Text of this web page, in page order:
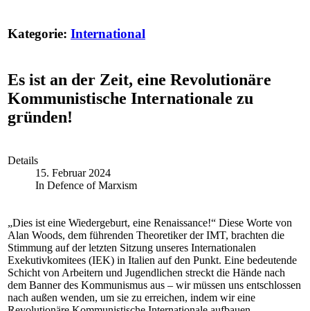
Kategorie: International
Es ist an der Zeit, eine Revolutionäre
Kommunistische Internationale zu
gründen!
Details
15. Februar 2024
In Defence of Marxism
„Dies ist eine Wiedergeburt, eine Renaissance!“ Diese Worte von
Alan Woods, dem führenden Theoretiker der IMT, brachten die
Stimmung auf der letzten Sitzung unseres Internationalen
Exekutivkomitees (IEK) in Italien auf den Punkt. Eine bedeutende
Schicht von Arbeitern und Jugendlichen streckt die Hände nach
dem Banner des Kommunismus aus – wir müssen uns entschlossen
nach außen wenden, um sie zu erreichen, indem wir eine